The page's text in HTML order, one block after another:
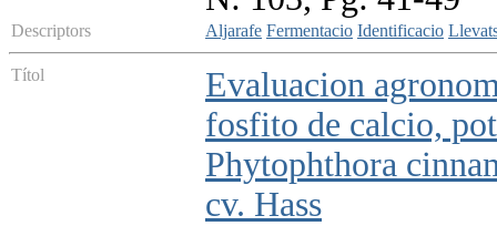
Descriptors Aljarafe Fermentacio Identificacio
Títol
Evaluacion
fosfito de calcio,
Phytophthora
cv. Hass